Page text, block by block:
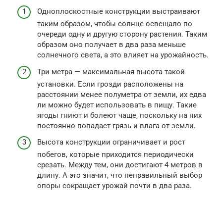
Одноплоскостные конструкции выстраивают
таким образом, чтобы солнце освещало по
очереди одну и другую сторону растения. Таким
образом оно получает в два раза меньше
солнечного света, а это влияет на урожайность.
Три метра — максимальная высота такой
установки. Если грозди расположены на
расстоянии менее полуметра от земли, их едва
ли можно будет использовать в пищу. Такие
ягоды гниют и болеют чаще, поскольку на них
постоянно попадает грязь и влага от земли.
Высота конструкции ограничивает и рост
побегов, которые приходится периодически
срезать. Между тем, они достигают 4 метров в
длину. А это значит, что неправильный выбор
опоры сокращает урожай почти в два раза.